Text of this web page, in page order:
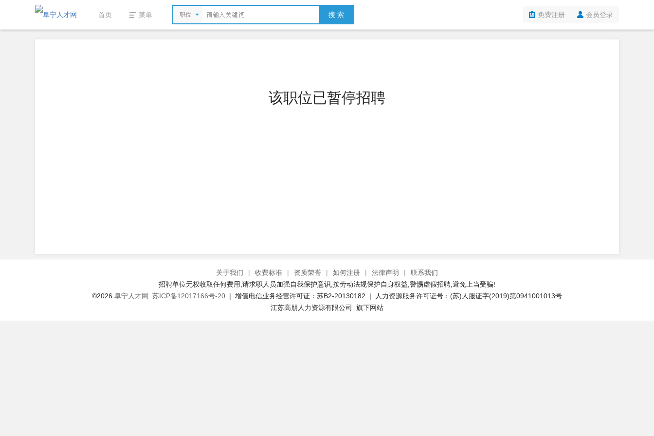
首页 菜单 职位 搜 索 免费注册 会员登录
该职位已暂停招聘
关于我们 | 收费标准 | 资质荣誉 | 如何注册 | 法律声明 |
联系我们
招聘单位无权收取任何费用,请求职人员加强自我保护意识,按劳动法规保护自身权益,警惕虚假招聘,避免上当受骗!
©2026 阜宁人才网 苏ICP备12017166号-20 | 增值电信业务经营许可证：苏B2-20130182 | 人力资源服务许可证号：(苏)人服证字(2019)第0941001013号
江苏高朋人力资源有限公司 旗下网站